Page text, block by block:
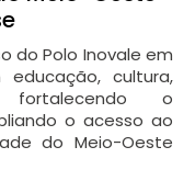
do Polo Inovale em
cultura,
o
o acesso ao
do Meio-Oeste